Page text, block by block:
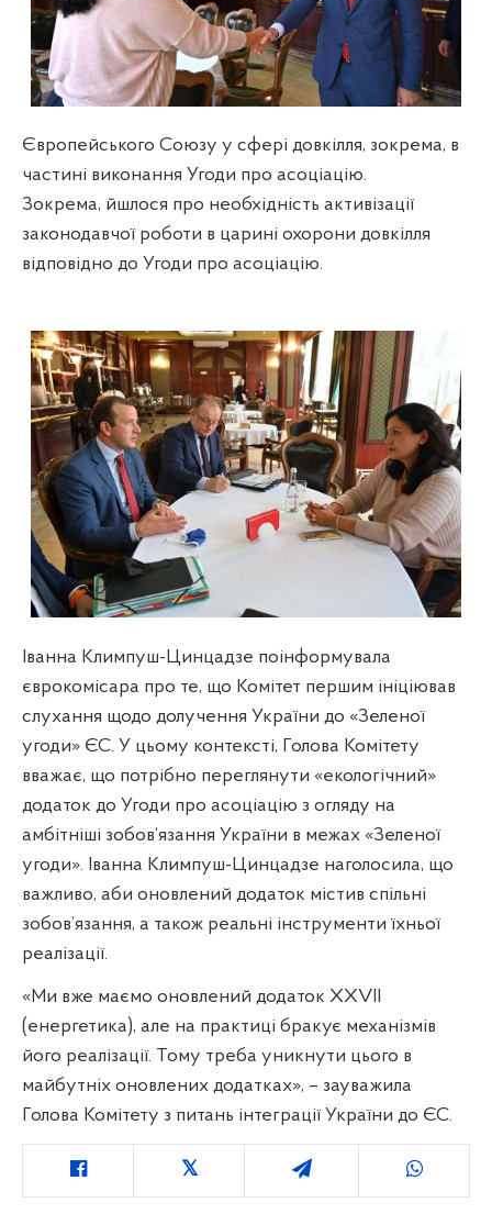
Європейського Союзу у сфері довкілля, зокрема, в
частині виконання Угоди про асоціацію.
Зокрема, йшлося про необхідність активізації
законодавчої роботи в царині охорони довкілля
відповідно до Угоди про асоціацію.
Іванна Климпуш-Цинцадзе поінформувала
єврокомісара про те, що Комітет першим ініціював
слухання щодо долучення України до «Зеленої
угоди» ЄС. У цьому контексті, Голова Комітету
вважає, що потрібно переглянути «екологічний»
додаток до Угоди про асоціацію з огляду на
амбітніші зобов’язання України в межах «Зеленої
угоди». Іванна Климпуш-Цинцадзе наголосила, що
важливо, аби оновлений додаток містив спільні
зобов’язання, а також реальні інструменти їхньої
реалізації.
«Ми вже маємо оновлений додаток ХХVII
(енергетика), але на практиці бракує механізмів
його реалізації. Тому треба уникнути цього в
майбутніх оновлених додатках», – зауважила
Голова Комітету з питань інтеграції України до ЄС.